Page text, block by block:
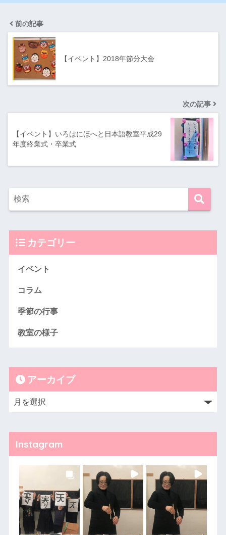
前の記事
【イベント】2018年節分大会
次の記事
【イベント】いろはにほへと日本語教室平成29
年度終業式・卒業式
カテゴリー
イベント
コラム
季節の行事
教室の様子
アーカイブ
Instagram